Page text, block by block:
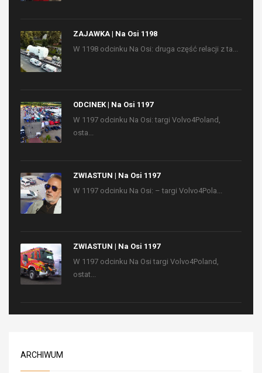
ZAJAWKA | Na Osi 1198
W 1198 odcinku Na Osi: druga część relacji z ta...
ODCINEK | Na Osi 1197
W 1197 odcinku Na Osi: targi Volvo4Poland,
osta...
ZWIASTUN | Na Osi 1197
W 1197 odcinku Na Osi: – targi Volvo4Pola...
ZWIASTUN | Na Osi 1197
W 1197 odcinku Na Osi targi Volvo4Poland,
ostat...
ARCHIWUM